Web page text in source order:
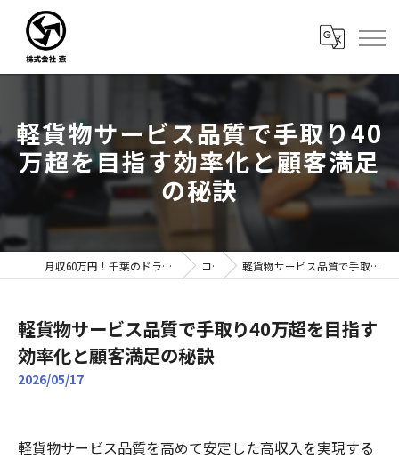
軽貨物サービス品質で手取り40
万超を目指す効率化と顧客満足
の秘訣
月収60万円！千葉のドライバー転職なら株式会社燕｜未経験歓迎 コラム 軽貨物サービス品質で手取り40万超を目指す効率化と顧客満足の秘訣
軽貨物サービス品質で手取り40万超を目指す
効率化と顧客満足の秘訣
2026/05/17
軽貨物サービス品質を高めて安定した高収入を実現する